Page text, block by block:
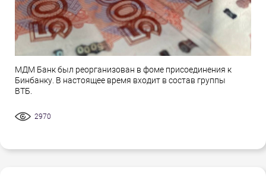
МДМ Банк был реорганизован в фоме присоединения к
Бинбанку. В настоящее время входит в состав группы
ВТБ.
2970